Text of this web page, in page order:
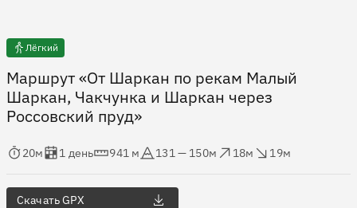
Лёгкий
Маршрут «От Шаркан по рекам Малый
Шаркан, Чакчунка и Шаркан через
Россовский пруд»
в пути
20м
Оценка в днях
1 день
Дистанция
941 м
Абсолютная высота
131 — 150м
18м
19м
Скачать GPX